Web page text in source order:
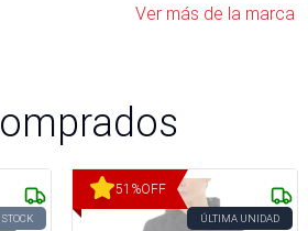
Ver más de la marca
51 %OFF
ÚLTIMA UNIDAD